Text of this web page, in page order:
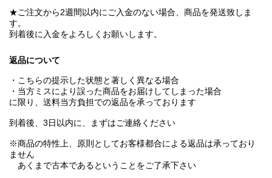
★ご注文から2週間以内にご入金のない場合、商品を発送致しま
す。
到着後に入金をよろしくお願いします。
返品について
・こちらの提示した状態と著しく異なる場合
・当方ミスにより誤った商品をお届けしてしまった場合
に限り、送料当方負担での返品を承っております
到着後、3日以内に、まずはご連絡ください
※商品の特性上、原則としてお客様都合による返品は承っており
ません
あくまで古本であるということをご了承下さい